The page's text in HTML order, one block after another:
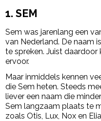
1. SEM
Sem was jarenlang een
van Nederland. De naam
te spreken. Juist
ervoor.
Maar inmiddels kennen
die Sem heten. Steeds
liever een naam die
Sem langzaam plaats te
zoals Otis, Lux, Nox en